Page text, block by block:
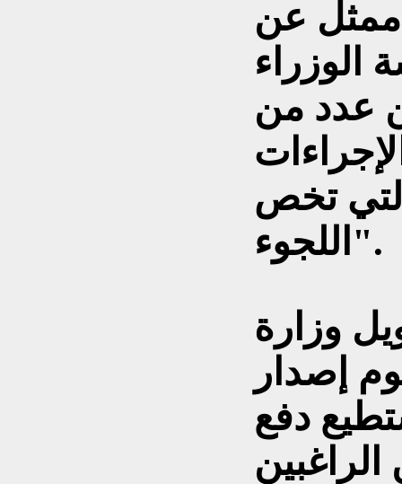
ممثل عن
الوزراء
عدد من
التي تخص
اللجوء".
وزارة
إصدار
دفع